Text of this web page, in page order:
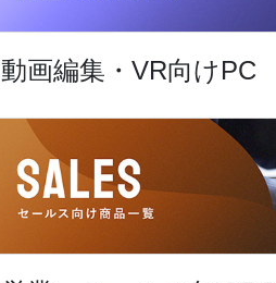
動画編集・VR向けPC